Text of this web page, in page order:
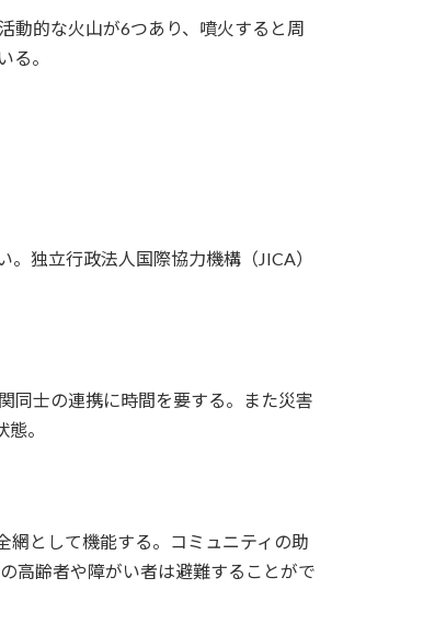
動的な火山が6つあり、噴火すると周
る。
独立行政法人国際協力機構（JICA）
同士の連携に時間を要する。また災害
。
網として機能する。コミュニティの助
高齢者や障がい者は避難することがで